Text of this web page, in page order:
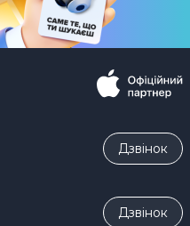
Дзвiнок
Дзвiнок